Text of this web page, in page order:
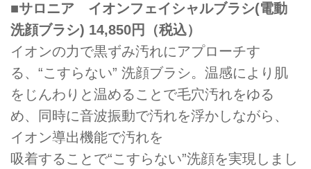
■サロニア イオンフェイシャルブラシ(電動
洗顔ブラシ) 14,850円（税込）
イオンの力で黒ずみ汚れにアプローチす
る、“こすらない” 洗顔ブラシ。温感により肌
をじんわりと温めることで毛穴汚れをゆる
め、同時に音波振動で汚れを浮かしながら、
イオン導出機能で汚れを
吸着することで“こすらない”洗顔を実現しまし